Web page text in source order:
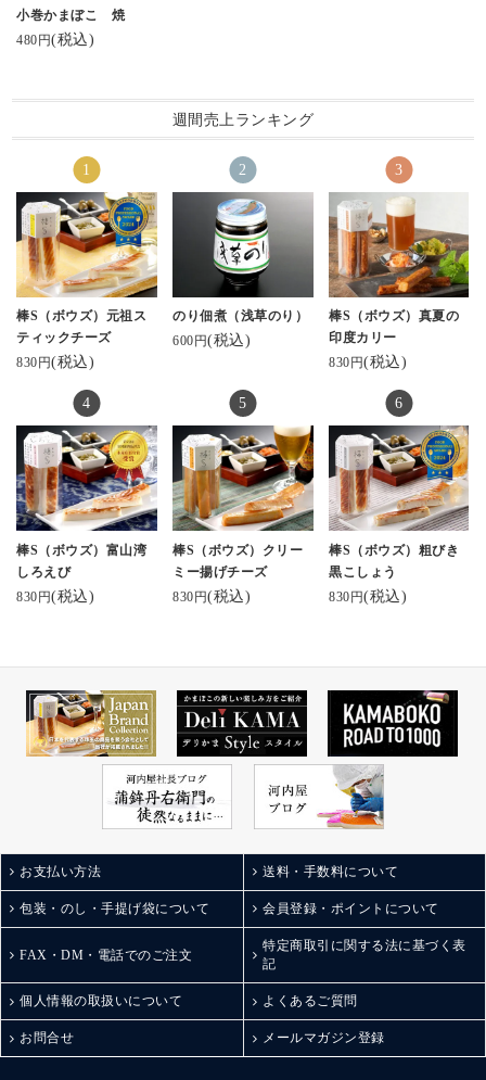
・
#鮨蒲本舗河内屋 #かま
ぼこ #棒S #グランプリ
受賞 #富山 #北陸 #お取
り寄せギフト #ギフトに
おすすめ #プレゼントに
おすすめ #スティックチ
ーズ #チーズかまぼ
こ #サラダランチ
け箱入り） 3,500円
・
ェ内にも店舗があるか
産にも使いやすい☝️🙂
今回は食べなかったけ
ど、#クリーミー揚げチ
ーズ 味もある（5種セッ
トは4,340円）。
ひとつ5本入りなんだけ
ど、👶がバクバク食べ
て、子供達にも大人気
だから、自分の食べる
分がないくらいだった
贈答用にも自宅用にも
お勧めできるお洒落な
お土産だ👍✨
詳しくは公式を→
オンラインショップに
もこちらから飛べる
よ。
kamaboko_jp
#富山グルメ
#富山お土産
ルシェ店
#棒sシリーズ
#ボウズ
#お歳暮
#japanfoodselectionグラ
#富山ステーションシテ
ィアンバサダー
#富山駅前あそび
#とやマルシェ
#子連れグルメ富山
#富山駅前グルメ
#富山テイクアウトグル
メ
#美食倶楽部活動記録
#今週のでぶ活
📷は15年ほど付き合い
友人からいただきまし
さすが…わたしの好み
のリサーチが完璧だわ
🫢
#河内屋かまぼこ #棒S
宮城に住んでると笹か
まがあるので
かまぼこ自体はかなり
富山にこんなおしゃれ
な蒲鉾があるとは！
今日も先日UPした青森
のお酒の呑み比べを
してたので、早速おつ
まみにしました😆
めちゃ美味い❣️🥰
お取り寄せしたくなっ
#おうちのみ #おうち居
み #酒の肴 #河内屋のか
まぼこ #富山土産 #富山
のお土産 #ひとり飲み #
ぼっち呑み
小巻かまぼこ 焼
480円(税込)
週間売上ランキング
棒S（ボウズ）元祖ス
ティックチーズ
830円(税込)
のり佃煮（浅草のり）
600円(税込)
棒S（ボウズ）真夏の
印度カリー
830円(税込)
棒S（ボウズ）富山湾
しろえび
830円(税込)
棒S（ボウズ）クリー
ミー揚げチーズ
830円(税込)
棒S（ボウズ）粗びき
黒こしょう
830円(税込)
お支払い方法 送料・手数料について
包装・のし・手提げ袋について 会員登録・ポイントについて
FAX・DM・電話でのご注文
特定商取引に関する法に基づく表
記
個人情報の取扱いについて よくあるご質問
お問合せ メールマガジン登録